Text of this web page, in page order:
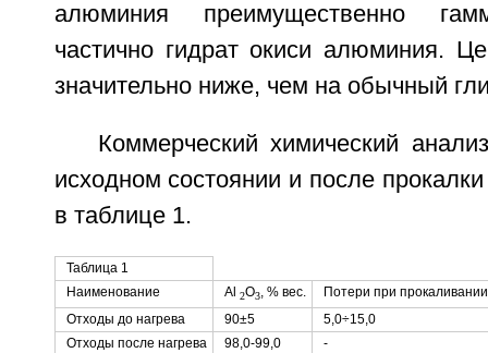
алюминия преимущественно
частично гидрат окиси алюминия.
значительно ниже, чем на обычный
Коммерческий химический
исходном состоянии и после
в таблице 1.
Таблица 1
Наименование
Al 2O3, % вес.
Потери при
Отходы до нагрева
90±5
5,0÷15,0
Отходы после нагрева
98,0-99,0 -